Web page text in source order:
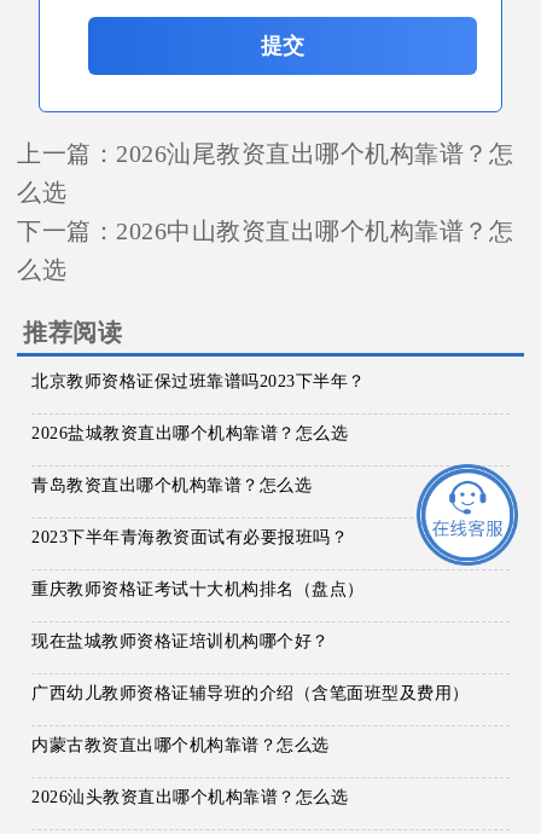
提交
上一篇： 2026汕尾教资直出哪个机构靠谱？怎
么选
下一篇： 2026中山教资直出哪个机构靠谱？怎
么选
推荐阅读
北京教师资格证保过班靠谱吗2023下半年？
2026盐城教资直出哪个机构靠谱？怎么选
青岛教资直出哪个机构靠谱？怎么选
2023下半年青海教资面试有必要报班吗？
重庆教师资格证考试十大机构排名（盘点）
现在盐城教师资格证培训机构哪个好？
广西幼儿教师资格证辅导班的介绍（含笔面班型及费用）
内蒙古教资直出哪个机构靠谱？怎么选
2026汕头教资直出哪个机构靠谱？怎么选